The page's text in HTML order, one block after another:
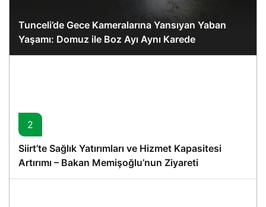
Tunceli’de Gece Kameralarına Yansıyan Yaban
Yaşamı: Domuz ile Boz Ayı Aynı Karede
2
Siirt’te Sağlık Yatırımları ve Hizmet Kapasitesi
Artırımı – Bakan Memişoğlu’nun Ziyareti